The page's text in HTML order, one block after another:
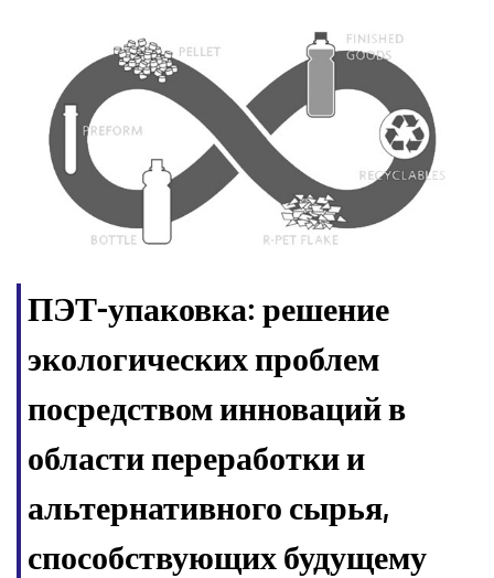
ПЭТ-упаковка: решение
экологических проблем
посредством инноваций в
области переработки и
альтернативного сырья,
способствующих будущему